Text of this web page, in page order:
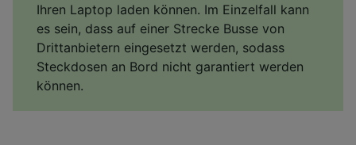
Ihren Laptop laden können. Im Einzelfall kann
es sein, dass auf einer Strecke Busse von
Drittanbietern eingesetzt werden, sodass
Steckdosen an Bord nicht garantiert werden
können.